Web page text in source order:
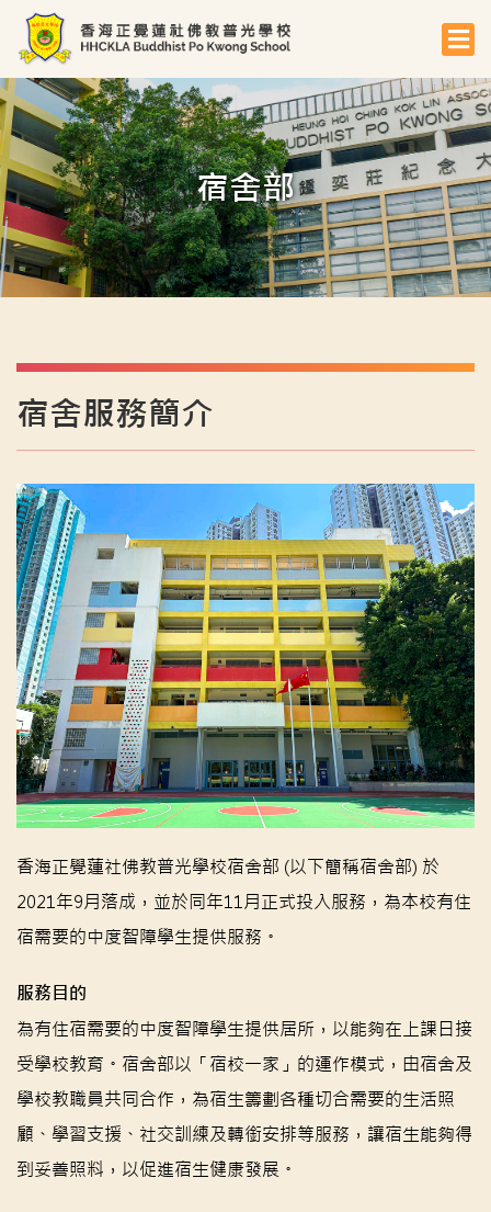
宿舍部
宿舍服務簡介
香海正覺蓮社佛教普光學校宿舍部 (以下簡稱宿舍部) 於
2021年9月落成，並於同年11月正式投入服務，為本校有住
宿需要的中度智障學生提供服務。
服務目的
為有住宿需要的中度智障學生提供居所，以能夠在上課日接
受學校教育。宿舍部以「宿校一家」的運作模式，由宿舍及
學校教職員共同合作，為宿生籌劃各種切合需要的生活照
顧、學習支援、社交訓練及轉銜安排等服務，讓宿生能夠得
到妥善照料，以促進宿生健康發展。